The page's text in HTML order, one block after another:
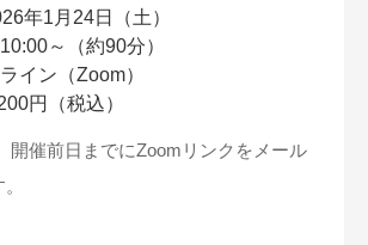
年1月24日（土）
～（約90分）
イン（Zoom）
円（税込）
開催前日までにZoomリンクをメール